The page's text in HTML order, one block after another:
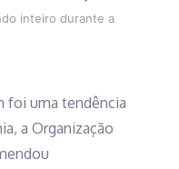
inteiro durante a
foi uma tendência
a Organização